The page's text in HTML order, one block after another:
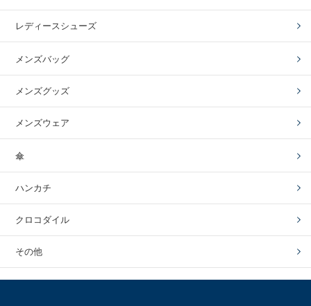
レディースシューズ
メンズバッグ
メンズグッズ
メンズウェア
傘
ハンカチ
クロコダイル
その他